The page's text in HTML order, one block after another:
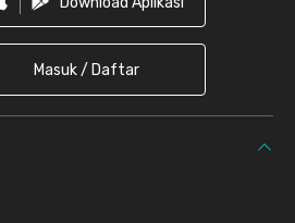
Masuk / Daftar